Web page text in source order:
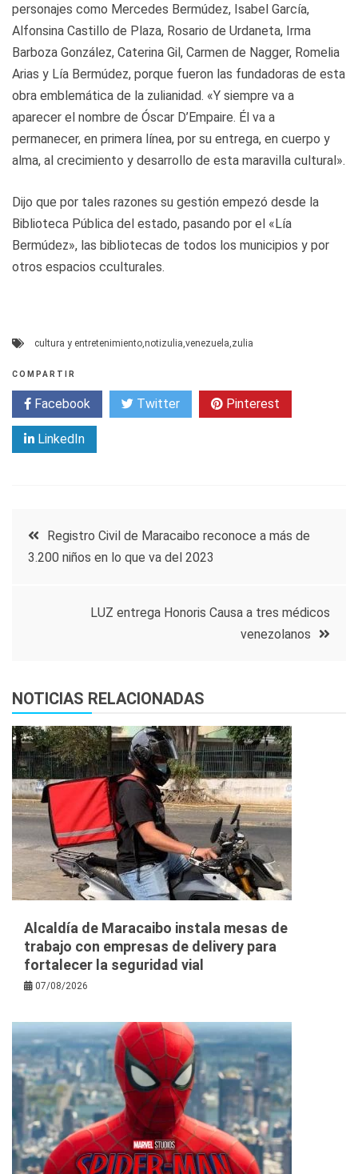
personajes como Mercedes Bermúdez, Isabel García,
Alfonsina Castillo de Plaza, Rosario de Urdaneta, Irma
Barboza González, Caterina Gil, Carmen de Nagger, Romelia
Arias y Lía Bermúdez, porque fueron las fundadoras de esta
obra emblemática de la zulianidad. «Y siempre va a
aparecer el nombre de Óscar D’Empaire. Él va a
permanecer, en primera línea, por su entrega, en cuerpo y
alma, al crecimiento y desarrollo de esta maravilla cultural».
Dijo que por tales razones su gestión empezó desde la
Biblioteca Pública del estado, pasando por el «Lía
Bermúdez», las bibliotecas de todos los municipios y por
otros espacios cculturales.
cultura y entretenimiento,notizulia,venezuela,zulia
COMPARTIR
Facebook Twitter Pinterest
LinkedIn
Navegación
entradas
Registro Civil de Maracaibo reconoce a más de
3.200 niños en lo que va del 2023
LUZ entrega Honoris Causa a tres médicos
venezolanos
NOTICIAS RELACIONADAS
Alcaldía de Maracaibo instala mesas de
trabajo con empresas de delivery para
fortalecer la seguridad vial
07/08/2026